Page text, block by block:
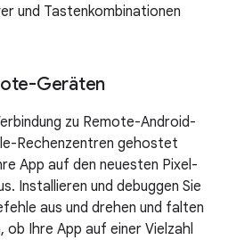
und Tastenkombinationen
Geräten
zu Remote-Android-
Rechenzentren gehostet
App auf den neuesten Pixel-
Installieren und debuggen Sie
aus und drehen und falten
ob Ihre App auf einer Vielzahl